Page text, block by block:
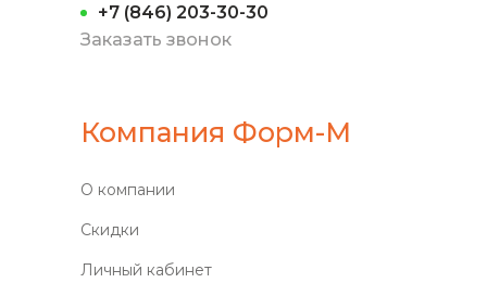
+7 (846) 203-30-30
Заказать звонок
Компания Форм-М
О компании
Скидки
Личный кабинет